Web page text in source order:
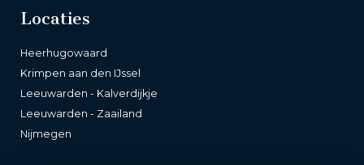
Locaties
Heerhugowaard
Krimpen aan den IJssel
Leeuwarden - Kalverdijkje
Leeuwarden - Zaailand
Nijmegen